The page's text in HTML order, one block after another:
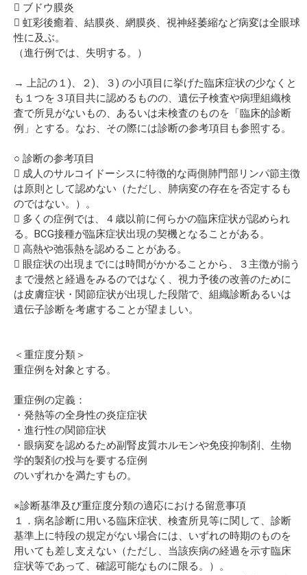
 ブドウ膜炎
 虹彩後癒着、結膜炎、網膜炎、視神経萎縮など病変は全眼球
性に及ぶ。
（進行例では、失明する。）
→ 上記の１)、２)、３) の小項目に挙げた臨床症状の少なくと
も１つを３項目共に認めるものの、遺伝子検査や病理組織検
査で所見がないもの、あるいは未検査のものを「臨床的診断
例」とする。なお、その際には診断の参考項目も参照する。
○ 診断の参考項目
 成人のサルコイドーシスに特徴的な両側肺門部リンパ節主徴
は原則として認めない（ただし、肺病変の存在を否定するも
のではない。）。
 多くの症例では、４歳以前に何らかの臨床症状が認められ
る。BCG接種が臨床症状出現の契機となることがある。
 高熱や弛張熱を認めることがある。
 眼症状の出現までには時間がかかることから、３主徴が揃う
まで漫然と経過をみるのではなく、視力予後の改善のために
は皮膚症状・関節症状が出現した段階で、組織診断あるいは
遺伝子診断を考慮することが望ましい。
＜重症度分類＞
重症例を対象とする。
重症例の定義：
・発熱等の全身性の炎症症状
・進行性の関節症状
・眼病変を認めるため副腎皮質ホルモンや免疫抑制剤、生物
学的製剤の投与を要する症例
のいずれかを満たすもの。
※診断基準及び重症度分類の適応における留意事項
１．病名診断に用いる臨床症状、検査所見等に関して、診断
基準上に特段の規定がない場合には、いずれの時期のものを
用いても差し支えない（ただし、当該疾病の経過を示す臨床
症状等であって、確認可能なものに限る。）。